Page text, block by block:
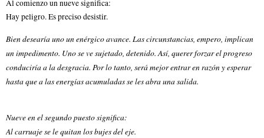
Al comienzo un nueve significa:
Hay peligro. Es preciso desistir.
Bien desearía uno un enérgico avance. Las circunstancias, empero, implican
un impedimento. Uno se ve sujetado, detenido. Así, querer forzar el progreso
conduciría a la desgracia. Por lo tanto, será mejor entrar en razón y esperar
hasta que a las energías acumuladas se les abra una salida.
Nueve en el segundo puesto significa:
Al carruaje se le quitan los bujes del eje.